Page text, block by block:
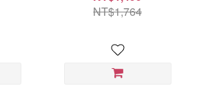
NT$1,764